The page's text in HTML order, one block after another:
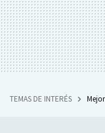
TEMAS DE INTERÉS